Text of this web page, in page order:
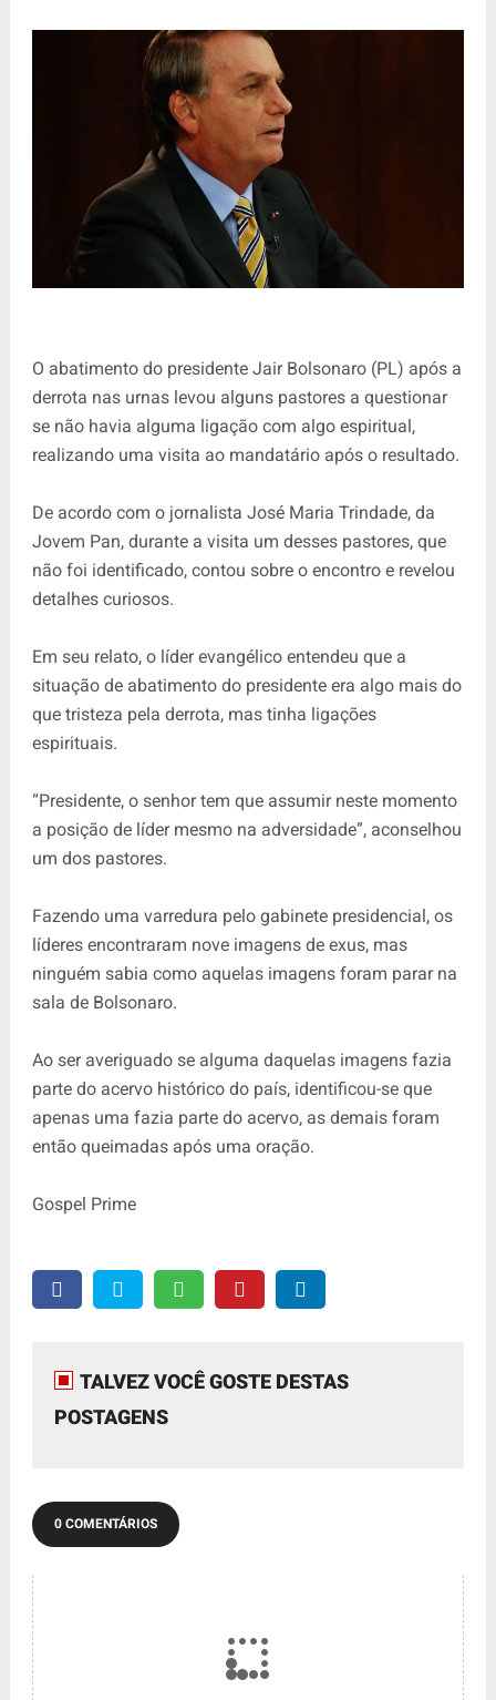
O abatimento do presidente Jair Bolsonaro (PL) após a
derrota nas urnas levou alguns pastores a questionar
se não havia alguma ligação com algo espiritual,
realizando uma visita ao mandatário após o resultado.
De acordo com o jornalista José Maria Trindade, da
Jovem Pan, durante a visita um desses pastores, que
não foi identificado, contou sobre o encontro e revelou
detalhes curiosos.
Em seu relato, o líder evangélico entendeu que a
situação de abatimento do presidente era algo mais do
que tristeza pela derrota, mas tinha ligações
espirituais.
“Presidente, o senhor tem que assumir neste momento
a posição de líder mesmo na adversidade”, aconselhou
um dos pastores.
Fazendo uma varredura pelo gabinete presidencial, os
líderes encontraram nove imagens de exus, mas
ninguém sabia como aquelas imagens foram parar na
sala de Bolsonaro.
Ao ser averiguado se alguma daquelas imagens fazia
parte do acervo histórico do país, identificou-se que
apenas uma fazia parte do acervo, as demais foram
então queimadas após uma oração.
Gospel Prime
TALVEZ VOCÊ GOSTE DESTAS
POSTAGENS
0 COMENTÁRIOS